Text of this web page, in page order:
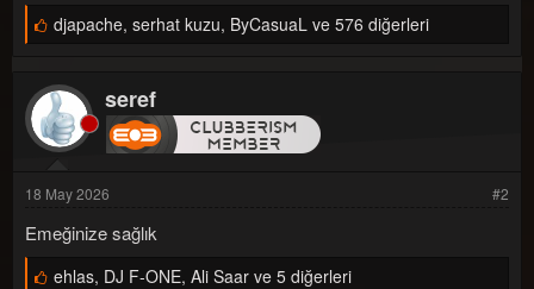
B
n
i
l
e
r
:
djapache, serhat kuzu, ByCasuaL ve 576 diğerleri
seref
18 May 2026 #2
Emeğinize sağlık
B
ehlas, DJ F-ONE, Ali Saar ve 5 diğerleri